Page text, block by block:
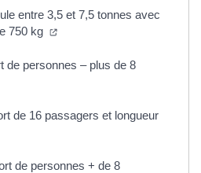
entre 3,5 et 7,5 tonnes avec
750 kg
de personnes – plus de 8
de 16 passagers et longueur
de personnes + de 8